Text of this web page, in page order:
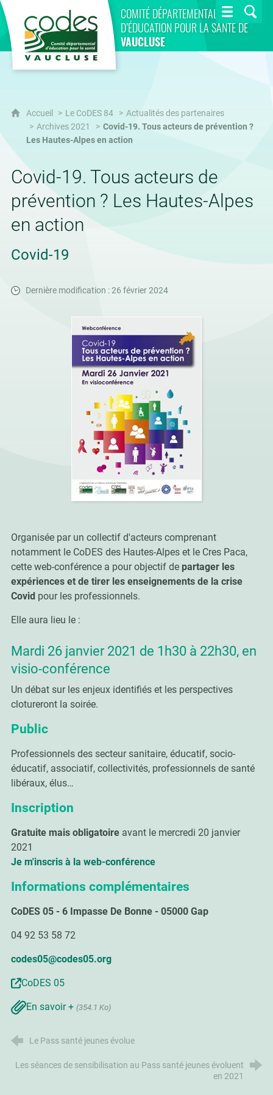
COMITÉ DÉPARTEMENTAL
D’ÉDUCATION POUR LA SANTÉ DE
VAUCLUSE
CoDES 84
Accueil Le CoDES 84
Actualités des partenaires
Archives 2021
Covid-19. Tous acteurs de prévention ?
Les Hautes-Alpes en action
Covid-19. Tous acteurs de
prévention ? Les Hautes-Alpes
en action
Covid-19
Dernière modification : 26 février 2024
Organisée par un collectif d'acteurs comprenant
notamment le CoDES des Hautes-Alpes et le Cres Paca,
cette web-conférence a pour objectif de partager les
expériences et de tirer les enseignements de la crise
Covid pour les professionnels.
Elle aura lieu le :
Mardi 26 janvier 2021 de 1h30 à 22h30, en
visio-conférence
Un débat sur les enjeux identifiés et les perspectives
clotureront la soirée.
Public
Professionnels des secteur sanitaire, éducatif, socio-
éducatif, associatif, collectivités, professionnels de santé
libéraux, élus…
Inscription
Gratuite mais obligatoireavant le mercredi 20 janvier
2021
Je m'inscris à la web-conférence
Informations complémentaires
CoDES 05 - 6 Impasse De Bonne - 05000 Gap
04 92 53 58 72
codes05@codes05.org
CoDES 05
En savoir + (354.1 Ko)
Le Pass santé jeunes évolue
Les séances de sensibilisation au Pass santé jeunes évoluent
en 2021